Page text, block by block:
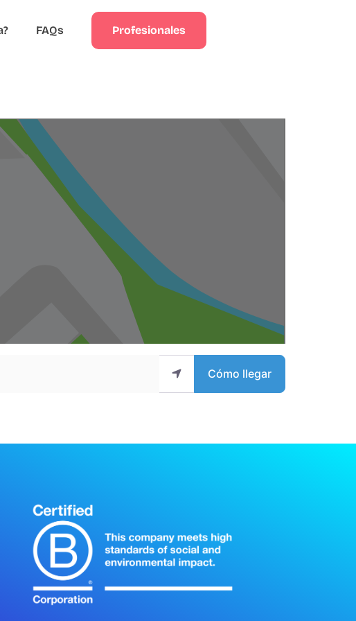
FAQs Profesionales
Cómo llegar